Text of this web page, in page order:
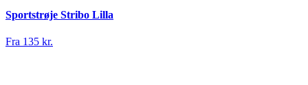
Sportstrøje Stribo Lilla
Fra 135 kr.